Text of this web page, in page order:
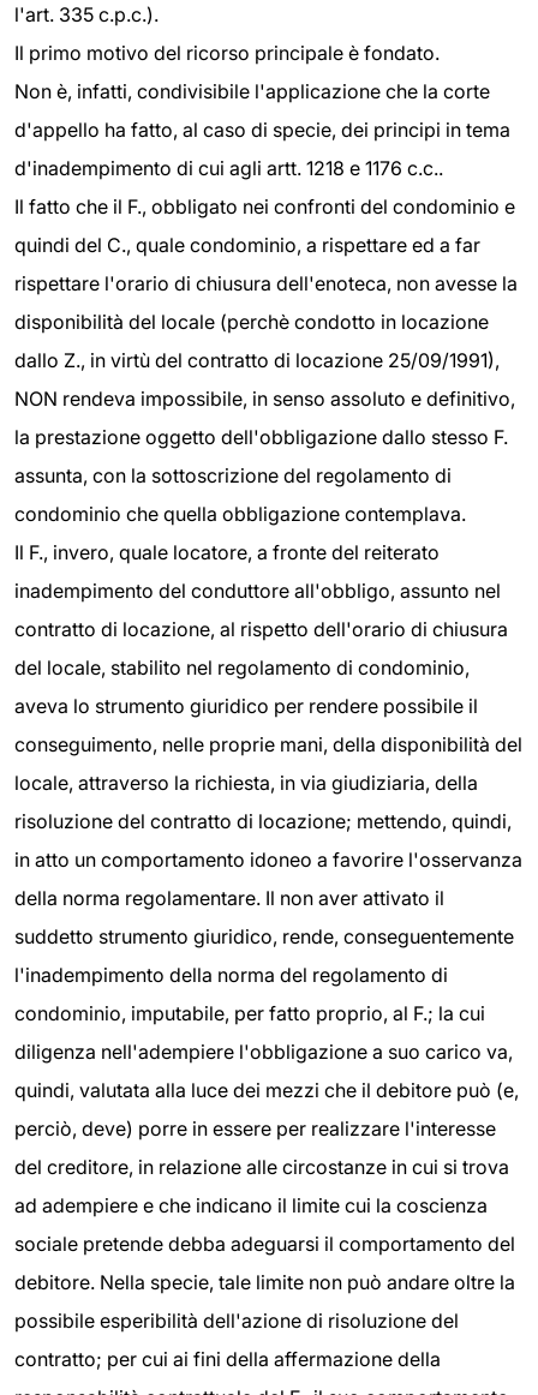
l'art. 335 c.p.c.).
Il primo motivo del ricorso principale è fondato.
Non è, infatti, condivisibile l'applicazione che la corte
d'appello ha fatto, al caso di specie, dei principi in tema
d'inadempimento di cui agli artt. 1218 e 1176 c.c..
Il fatto che il F., obbligato nei confronti del condominio e
quindi del C., quale condominio, a rispettare ed a far
rispettare l'orario di chiusura dell'enoteca, non avesse la
disponibilità del locale (perchè condotto in locazione
dallo Z., in virtù del contratto di locazione 25/09/1991),
NON rendeva impossibile, in senso assoluto e definitivo,
la prestazione oggetto dell'obbligazione dallo stesso F.
assunta, con la sottoscrizione del regolamento di
condominio che quella obbligazione contemplava.
Il F., invero, quale locatore, a fronte del reiterato
inadempimento del conduttore all'obbligo, assunto nel
contratto di locazione, al rispetto dell'orario di chiusura
del locale, stabilito nel regolamento di condominio,
aveva lo strumento giuridico per rendere possibile il
conseguimento, nelle proprie mani, della disponibilità del
locale, attraverso la richiesta, in via giudiziaria, della
risoluzione del contratto di locazione; mettendo, quindi,
in atto un comportamento idoneo a favorire l'osservanza
della norma regolamentare. Il non aver attivato il
suddetto strumento giuridico, rende, conseguentemente
l'inadempimento della norma del regolamento di
condominio, imputabile, per fatto proprio, al F.; la cui
diligenza nell'adempiere l'obbligazione a suo carico va,
quindi, valutata alla luce dei mezzi che il debitore può (e,
perciò, deve) porre in essere per realizzare l'interesse
del creditore, in relazione alle circostanze in cui si trova
ad adempiere e che indicano il limite cui la coscienza
sociale pretende debba adeguarsi il comportamento del
debitore. Nella specie, tale limite non può andare oltre la
possibile esperibilità dell'azione di risoluzione del
contratto; per cui ai fini della affermazione della